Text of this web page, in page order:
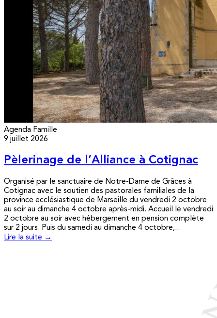
Agenda Famille
9 juillet 2026
Pèlerinage de l’Alliance à Cotignac
Organisé par le sanctuaire de Notre-Dame de Grâces à
Cotignac avec le soutien des pastorales familiales de la
province ecclésiastique de Marseille du vendredi 2 octobre
au soir au dimanche 4 octobre après-midi. Accueil le vendredi
2 octobre au soir avec hébergement en pension complète
sur 2 jours. Puis du samedi au dimanche 4 octobre,...
Lire la suite →